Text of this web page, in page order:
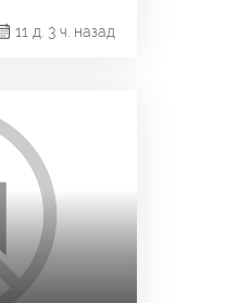
11 д. 3 ч. назад